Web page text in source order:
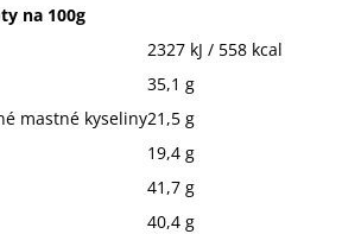
na 100g
2327 kJ / 558 kcal
35,1 g
mastné kyseliny21,5 g
19,4 g
41,7 g
40,4 g